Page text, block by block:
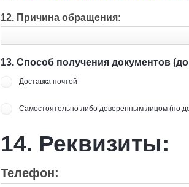
12. Причина обращения:
13. Способ получения документов
Доставка почтой
Самостоятельно либо доверенным лицом (по
14. Реквизиты:
Телефон: